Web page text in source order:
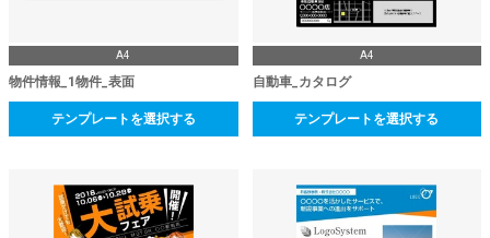
A4
物件情報_1物件_表面
テンプレートを選択する
A4
自動車_カタログ
テンプレートを選択する